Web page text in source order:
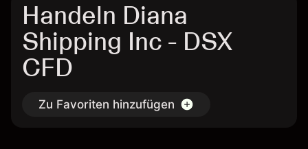
Handeln Diana
Shipping Inc - DSX
CFD
Zu Favoriten hinzufügen